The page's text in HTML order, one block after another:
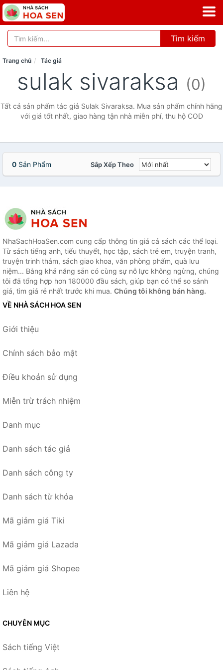
Tìm kiếm
Trang chủ Tác giả
sulak sivaraksa (0)
Tất cả sản phẩm tác giả Sulak Sivaraksa. Mua sản phẩm chính hãng
với giá tốt nhất, giao hàng tận nhà miễn phí, thu hộ COD
0 Sản Phẩm Sắp Xếp Theo
NhaSachHoaSen.com cung cấp thông tin giá cả sách các thể loại.
Từ sách tiếng anh, tiểu thuyết, học tập, sách trẻ em, truyện tranh,
truyện trinh thám, sách giao khoa, văn phòng phẩm, quà lưu
niệm... Bằng khả năng sẵn có cùng sự nỗ lực không ngừng, chúng
tôi đã tổng hợp hơn 180000 đầu sách, giúp bạn có thể so sánh
giá, tìm giá rẻ nhất trước khi mua. Chúng tôi không bán hàng.
VỀ NHÀ SÁCH HOA SEN
Giới thiệu
Chính sách bảo mật
Điều khoản sử dụng
Miễn trừ trách nhiệm
Danh mục
Danh sách tác giả
Danh sách công ty
Danh sách từ khóa
Mã giảm giá Tiki
Mã giảm giá Lazada
Mã giảm giá Shopee
Liên hệ
CHUYÊN MỤC
Sách tiếng Việt